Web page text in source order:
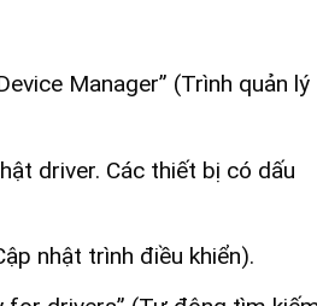
Manager” (Trình quản lý
driver. Các thiết bị có dấu
nhật trình điều khiển).